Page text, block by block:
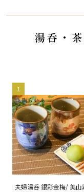
湯呑・
1
夫婦湯呑 銀彩金梅/ 美山